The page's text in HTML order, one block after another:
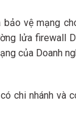
vệ mạng
lửa
của Doanh
chi nhánh